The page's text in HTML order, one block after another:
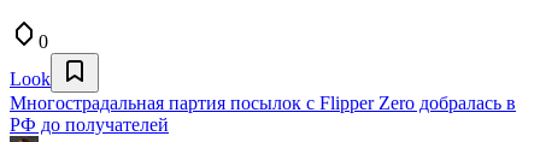
0
Look
Многострадальная партия посылок с Flipper Zero добралась в
РФ до получателей